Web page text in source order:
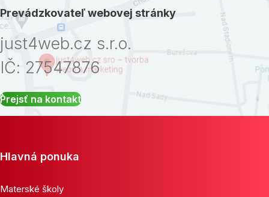
Prevádzkovateľ webovej stránky
just4web.cz s.r.o.
IČ: 27547876
Prejsť na kontakt
Hlavná ponuka
Materské školy